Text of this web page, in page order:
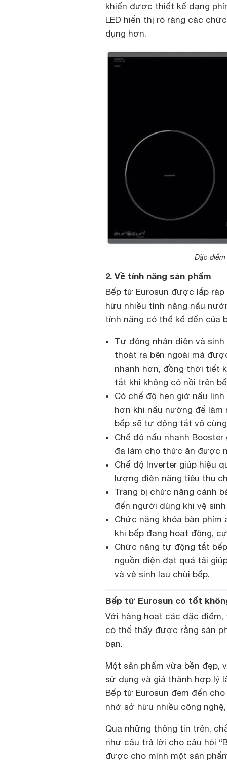
khiển được thiết kế dạng
LED hiển thị rõ ràng các
dụng hơn.
Đặc điểm
2. Về tính năng sản phẩm
Bếp từ Eurosun được lắp
hữu nhiều tính năng nấu
tính năng có thể kể đến của
Tự động nhận diện và
thoát ra bên ngoài mà
nhanh hơn, đồng thời tiết
tắt khi không có nồi trên
Có chế độ hẹn giờ nấu
hơn khi nấu nướng để
bếp sẽ tự động tắt vô
Chế độ nấu nhanh
đa làm cho thức ăn được
Chế độ Inverter giúp hiệu
lượng điện năng tiêu thụ
Trang bị chức năng cảnh
đến người dùng khi vệ
Chức năng khóa bàn
khi bếp đang hoạt động,
Chức năng tự động tắt
nguồn điện đạt quá tải
và vệ sinh lau chùi bếp.
Bếp từ Eurosun có tốt
Với hàng hoạt các đặc
có thể thấy được rằng sản
bạn.
Một sản phẩm vừa bền đẹp,
sử dụng và giá thành hợp lý
Bếp từ Eurosun đem đến
nhờ sở hữu nhiều công
Qua những thông tin trên,
như câu trả lời cho câu hỏi
được cho mình một sản